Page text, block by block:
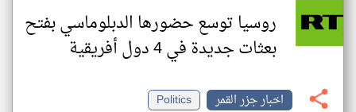
روسيا توسع حضورها الدبلوماسي بفتح
بعثات جديدة في 4 دول أفريقية
اخبار جزر القمر
Politics